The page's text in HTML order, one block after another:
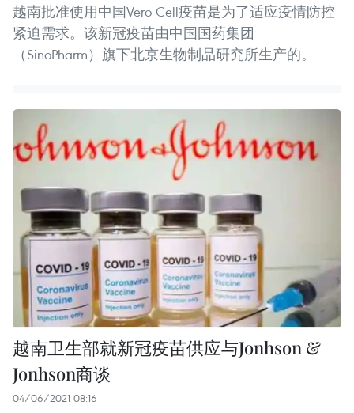
越南批准使用中国Vero Cell疫苗是为了适应疫情防控
紧迫需求。该新冠疫苗由中国国药集团
（SinoPharm）旗下北京生物制品研究所生产的。
越南卫生部就新冠疫苗供应与Jonhson &
Jonhson商谈
04/06/2021 08:16